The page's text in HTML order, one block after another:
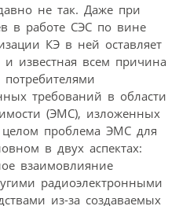
не так. Даже при
в работе СЭС по вине
КЭ в ней оставляет
известная всем причина
требований в области
(ЭМС), изложенных
проблема ЭМС для
в двух аспектах:
взаимовлияние
радиоэлектронными
из-за создаваемых